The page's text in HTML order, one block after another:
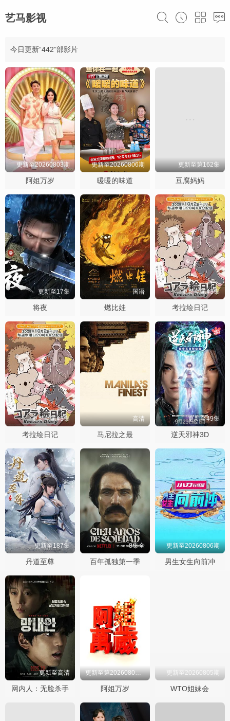
艺马影视
今日更新“442”部影片
更新至20260803期
阿姐万岁
更新至20260806期
暖暖的味道
更新至第162集
豆腐妈妈
更新至17集
将夜
国语
燃比娃
更新至第43集
考拉绘日记
更新至第43集
考拉绘日记
高清
马尼拉之最
更新至49集
逆天邪神3D
更新至187集
丹道至尊
8集全
百年孤独第一季
更新至20260806期
男生女生向前冲
更新至高清
网内人：无脸杀手
更新至第20260805期
阿姐万岁
更新至20260805期
WTO姐妹会